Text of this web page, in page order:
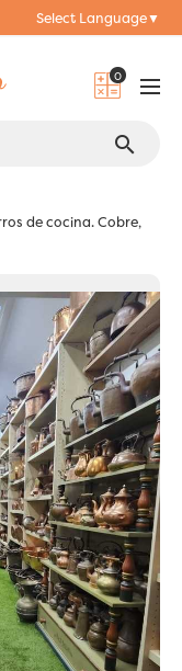
Select Language▼
0
search
de cocina. Cobre,